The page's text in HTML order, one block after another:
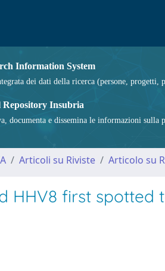
Information System
dei dati della ricerca (persone,
Insubria
documenta e dissemina le informazioni
Articoli su Riviste Articolo su
HHV8 first